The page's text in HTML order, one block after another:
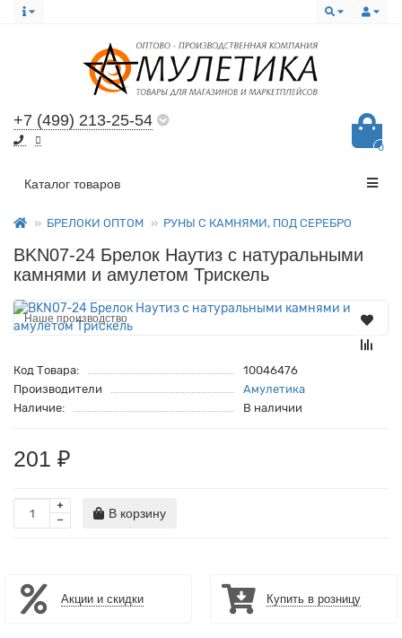
+7 (499) 213-25-54
0
Все категории
Каталог товаров
БРЕЛОКИ ОПТОМ РУНЫ С КАМНЯМИ, ПОД СЕРЕБРО
BKN07-24 Брелок Наутиз с натуральными
камнями и амулетом Трискель
Наше производство
Код Товара:
10046476
Производители
Амулетика
Наличие:
В наличии
201 ₽
В корзину
Акции и скидки Купить в розницу